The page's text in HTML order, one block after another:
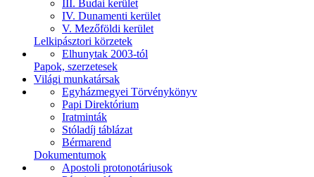
III. Budai kerület
IV. Dunamenti kerület
V. Mezőföldi kerület
Lelkipásztori körzetek
Elhunytak 2003-tól
Papok, szerzetesek
Világi munkatársak
Egyházmegyei Törvénykönyv
Papi Direktórium
Iratminták
Stóladíj táblázat
Bérmarend
Dokumentumok
Apostoli protonotáriusok